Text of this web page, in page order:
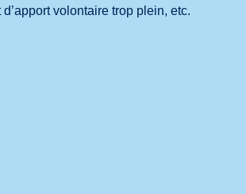
volontaire trop plein, etc.